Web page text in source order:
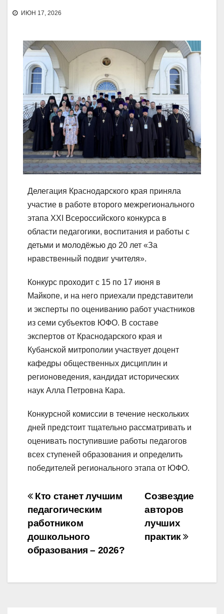
ИЮН 17, 2026
Делегация Краснодарского края приняла
участие в работе второго межрегионального
этапа XXI Всероссийского конкурса в
области педагогики, воспитания и работы с
детьми и молодёжью до 20 лет «За
нравственный подвиг учителя».
Конкурс проходит с 15 по 17 июня в
Майкопе, и на него приехали представители
и эксперты по оцениванию работ участников
из семи субъектов ЮФО. В составе
экспертов от Краснодарского края и
Кубанской митрополии участвует доцент
кафедры общественных дисциплин и
регионоведения, кандидат исторических
наук Алла Петровна Кара.
Конкурсной комиссии в течение нескольких
дней предстоит тщательно рассматривать и
оценивать поступившие работы педагогов
всех ступеней образования и определить
победителей регионального этапа от ЮФО.
Навигация
по
записям
Созвездие
авторов
лучших
практик
Кто станет лучшим
педагогическим
работником
дошкольного
образования – 2026?